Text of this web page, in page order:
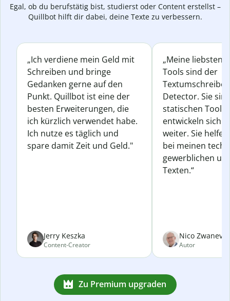
Egal, ob du berufstätig bist, studierst oder Content erstellst –
Quillbot hilft dir dabei, deine Texte zu verbessern.
„Ich verdiene mein Geld mit
Schreiben und bringe
Gedanken gerne auf den
Punkt. Quillbot ist eine der
besten Erweiterungen, die
ich kürzlich verwendet habe.
Ich nutze es täglich und
spare damit Zeit und Geld."
Jerry Keszka
Content-Creator
„Meine liebsten
Tools sind der
Detector. Sie
statischen
entwickeln sich
weiter. Sie
bei meinen
gewerblichen
Texten.“
Nico
Autor
Zu Premium upgraden